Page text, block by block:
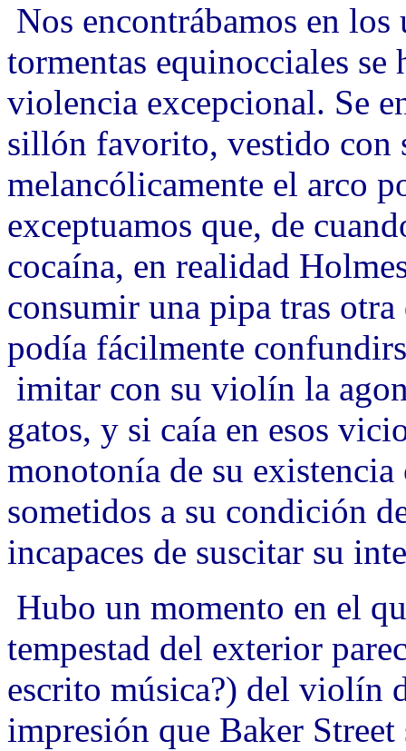
Nos encontrábamos en
tormentas equinocciales se
violencia excepcional. Se
sillón favorito, vestido con
melancólicamente el arco
exceptuamos que, de
cocaína, en realidad
consumir una pipa tras
podía fácilmente
imitar con su violín la
gatos, y si caía en esos
monotonía de su existencia
sometidos a su condición
incapaces de suscitar su
Hubo un momento en el
tempestad del exterior
escrito música?) del violín
impresión que Baker